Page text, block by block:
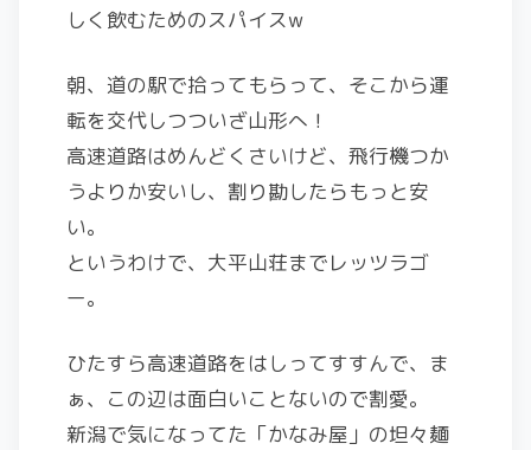
しく飲むためのスパイスw
朝、道の駅で拾ってもらって、そこから運
転を交代しつついざ山形へ！
高速道路はめんどくさいけど、飛行機つか
うよりか安いし、割り勘したらもっと安
い。
というわけで、大平山荘までレッツラゴ
ー。
ひたすら高速道路をはしってすすんで、ま
ぁ、この辺は面白いことないので割愛。
新潟で気になってた「かなみ屋」の坦々麺